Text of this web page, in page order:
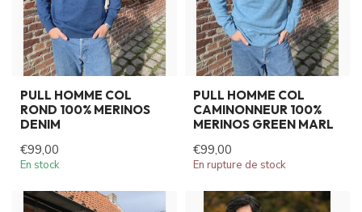
PULL HOMME COL
ROND 100% MERINOS
DENIM
€99,00
En stock
PULL HOMME COL
CAMINONNEUR 100%
MERINOS GREEN MARL
€99,00
En rupture de stock